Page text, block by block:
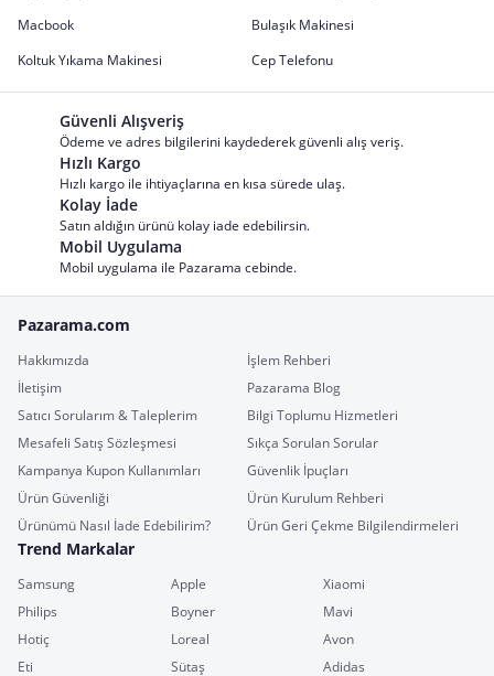
Macbook
Bulaşık Makinesi
Koltuk Yıkama Makinesi
Cep Telefonu
Güvenli Alışveriş
Ödeme ve adres bilgilerini kaydederek güvenli alış veriş.
Hızlı Kargo
Hızlı kargo ile ihtiyaçlarına en kısa sürede ulaş.
Kolay İade
Satın aldığın ürünü kolay iade edebilirsin.
Mobil Uygulama
Mobil uygulama ile Pazarama cebinde.
Pazarama.com
Hakkımızda
İşlem Rehberi
İletişim
Pazarama Blog
Satıcı Sorularım & Taleplerim
Bilgi Toplumu Hizmetleri
Mesafeli Satış Sözleşmesi
Sıkça Sorulan Sorular
Kampanya Kupon Kullanımları
Güvenlik İpuçları
Ürün Güvenliği
Ürün Kurulum Rehberi
Ürünümü Nasıl İade Edebilirim?
Ürün Geri Çekme Bilgilendirmeleri
Trend Markalar
Samsung Apple
Xiaomi
Philips
Boyner
Mavi
Hotiç
Loreal
Avon
Eti
Sütaş
Adidas